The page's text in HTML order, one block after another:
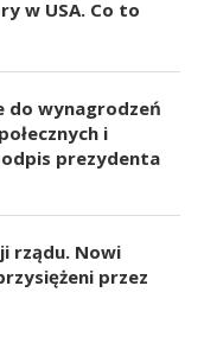
w USA. Co to
do wynagrodzeń
i
prezydenta
rządu. Nowi
przez